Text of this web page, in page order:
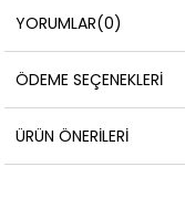
YORUMLAR(0)
ÖDEME SEÇENEKLERI
ÜRÜN ÖNERILERI